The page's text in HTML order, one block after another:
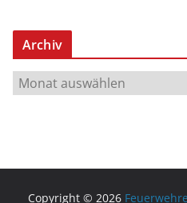
Archiv
r
Copyright © 2026